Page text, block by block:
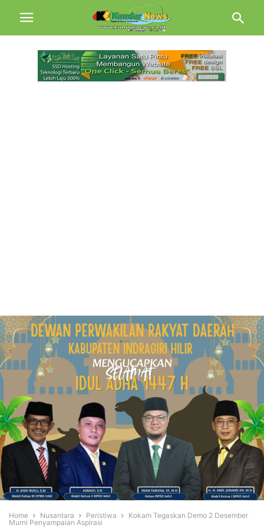
Home Nusantara Peristiwa
Kokam Tegaskan Demo 2 Desember
Murni Penyampaian Aspirasi